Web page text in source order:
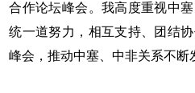
合作论坛峰会。我高度重视中
统一道努力，相互支持、团结
峰会，推动中塞、中非关系不断